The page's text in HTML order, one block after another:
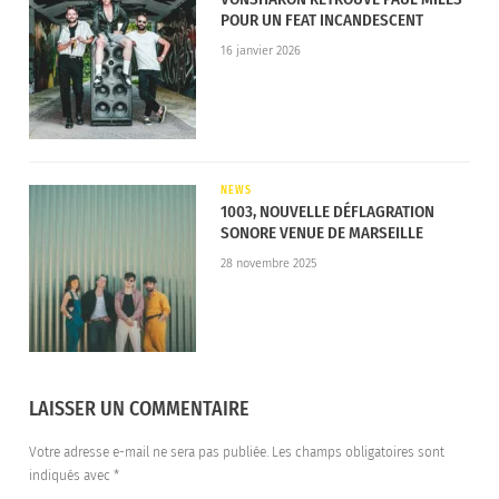
POUR UN FEAT INCANDESCENT
16 janvier 2026
NEWS
1003, NOUVELLE DÉFLAGRATION
SONORE VENUE DE MARSEILLE
28 novembre 2025
LAISSER UN COMMENTAIRE
Votre adresse e-mail ne sera pas publiée. Les champs obligatoires sont
indiqués avec *